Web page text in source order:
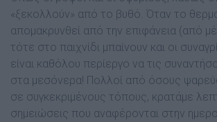
«ξεκολλούν» από το βυθό. Όταν το
αποµακρυνθεί από την επιφάνεια (από
τότε στο παιχνίδι µπαίνουν και οι
είναι καθόλου περίεργο να τις
στα µεσόνερα! Πολλοί από όσους
σε συγκεκριµένους τόπους, κρατάµε
σηµειώσεις που αναφέρονται στην